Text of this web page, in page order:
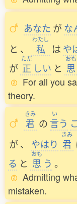
あなた がな
と 、
わたし
私 は や
が
ただ
正 しい と
おも
思
For all you
theory.
きみ
君 の
い
言う
が、 やはり
きみ
君
る と
おも
思 う 。
Admitting
mistaken.